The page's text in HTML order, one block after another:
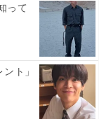
って
ト」